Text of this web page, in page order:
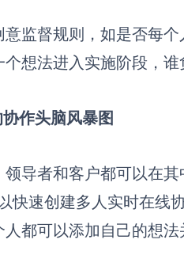
监督规则，如是否每
想法进入实施阶段，谁
作头脑风暴图
导者和客户都可以在
快速创建多人实时在线
都可以添加自己的想法